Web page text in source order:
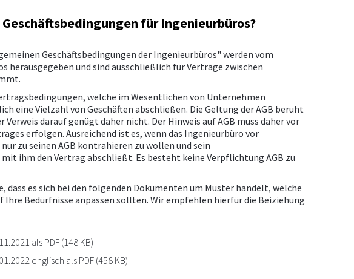
für Ingenieurbüros?
Geschäftsbedingungen der Ingenieurbüros" werden vom
herausgegeben und sind ausschließlich für Verträge zwischen
welche im Wesentlichen von Unternehmen
eine Vielzahl von Geschäften abschließen. Die Geltung der AGB beruht
Verweis darauf genügt daher nicht. Der Hinweis auf AGB muss daher vor
erfolgen. Ausreichend ist es, wenn das Ingenieurbüro vor
zu seinen AGB kontrahieren zu wollen und sein
ihm den Vertrag abschließt. Es besteht keine Verpflichtung AGB zu
dass es sich bei den folgenden Dokumenten um Muster handelt, welche
Ihre Bedürfnisse anpassen sollten. Wir empfehlen hierfür die Beiziehung
als PDF (148 KB)
englisch als PDF (458 KB)